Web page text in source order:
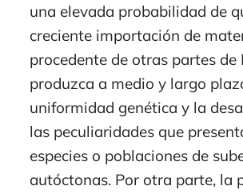
una elevada probabilidad de
creciente importación de
procedente de otras partes de
produzca a medio y largo
uniformidad genética y la
las peculiaridades que
especies o poblaciones de
autóctonas. Por otra parte, la